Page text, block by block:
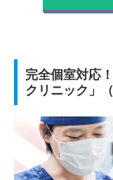
完全個室対応
クリニック」